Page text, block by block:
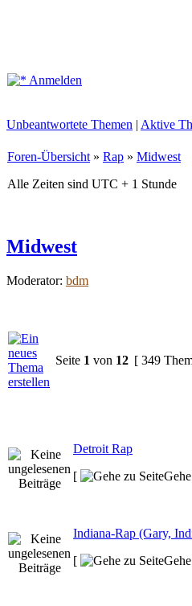
Anmelden
Unbeantwortete Themen | Aktive
Foren-Übersicht » Rap » Midwest
Alle Zeiten sind UTC + 1 Stunde
Midwest
Moderator: bdm
Seite 1 von 12 [ 349
Detroit Rap
[
Indiana-Rap (Gary,
[